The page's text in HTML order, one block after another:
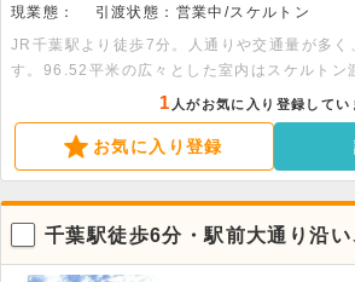
現業態：
引渡状態：営業中/スケルトン
JR千葉駅より徒歩7分。人通りや交通量が多く
す。96.52平米の広々とした室内はスケルトン
せた自由なレイアウトが可能です。エレベータ
ーズ。お気軽にご相談ください。
1 人がお気に入り登録してい
お気に入り登録
千葉駅徒歩6分・駅前大通り沿
な貸事務所